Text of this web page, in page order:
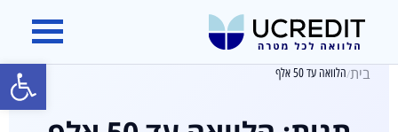
פתח בית/הלוואה עד 50 אלף